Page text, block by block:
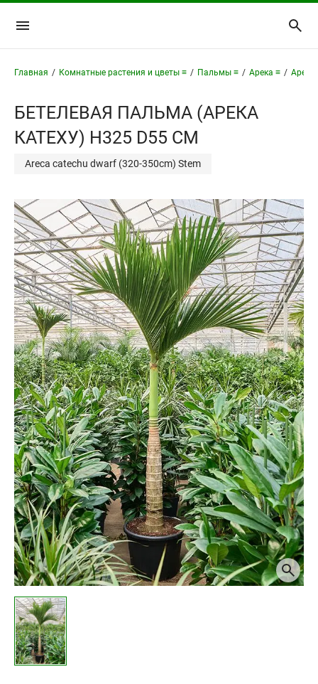
Главная / Комнатные растения и цветы ≡ / Пальмы ≡ / Арека ≡ / Арека
БЕТЕЛЕВАЯ ПАЛЬМА (АРЕКА
КАТЕХУ) H325 D55 СМ
Areca catechu dwarf (320-350cm) Stem